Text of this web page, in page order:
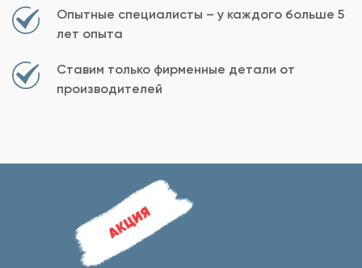
Опытные специалисты – у каждого больше 5
лет опыта
Ставим только фирменные детали от
производителей